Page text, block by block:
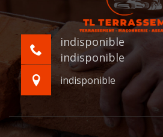
indisponible
indisponible
indisponible